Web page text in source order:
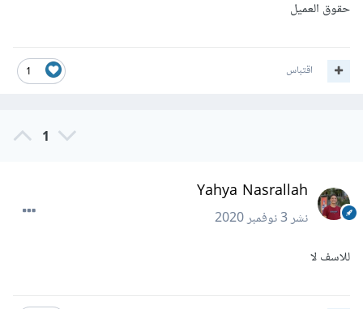
حقوق العميل
1 اقتباس
1
Yahya Nasrallah
نشر3 نوفمبر 2020
للاسف لا